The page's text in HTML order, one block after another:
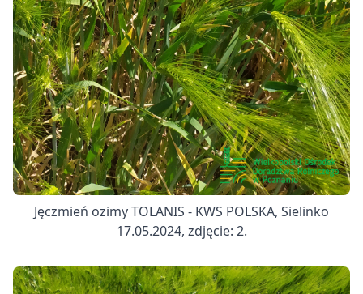
Jęczmień ozimy TOLANIS - KWS POLSKA, Sielinko
17.05.2024, zdjęcie: 2.